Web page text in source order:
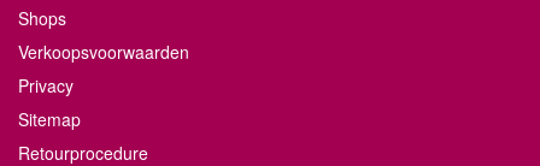
Shops
Verkoopsvoorwaarden
Privacy
Sitemap
Retourprocedure